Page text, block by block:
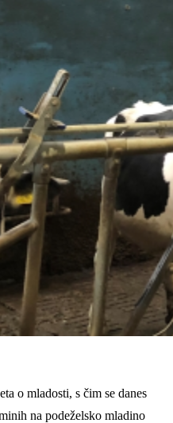
o mladosti, s čim se danes
na podeželsko mladino